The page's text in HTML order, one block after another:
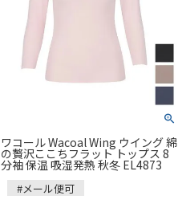
ワコール Wacoal Wing ウイング 綿
の贅沢ここちフラット トップス 8
分袖 保温 吸湿発熱 秋冬 EL4873
#メール便可